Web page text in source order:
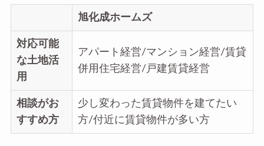
旭化成ホームズ
対応可能
な土地活
用
アパート経営/マンション経営/賃貸
併用住宅経営/戸建賃貸経営
相談がお
すすめ方
少し変わった賃貸物件を建てたい
方/付近に賃貸物件が多い方